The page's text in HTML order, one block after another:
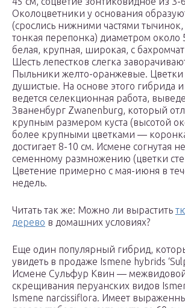
Околоцветники у основания
(срослись нижними частями
тонкая перепонка) диаметром около
белая, крупная, широкая, с
Шесть лепестков слегка
Пыльники желто-оранжевые. Цветки
душистые. На основе этого гибрида
ведется селекционная работа,
Званенбург Zwanenburg, который
крупным размером куста (высотой
более крупными цветками —
достигает 8-10 см. Исмене согнутая
семенному размножению (цветки
Цветение примерно с мая-июня в
недель.
Читать так же: Можно ли вырастить
дерево в домашних условиях?
Еще один популярный гибрид,
увидеть в продаже Ismene hybrids
Исмене Сульфур Квин —
скрещивания перуанских видов
Ismene narcissiflora. Имеет